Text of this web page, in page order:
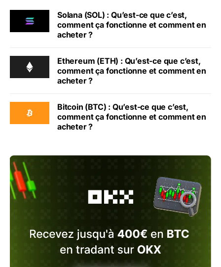
Solana (SOL) : Qu’est-ce que c’est,
comment ça fonctionne et comment en
acheter ?
Ethereum (ETH) : Qu’est-ce que c’est,
comment ça fonctionne et comment en
acheter ?
Bitcoin (BTC) : Qu’est-ce que c’est,
comment ça fonctionne et comment en
acheter ?